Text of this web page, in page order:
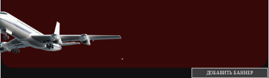
ДОБАВИТЬ БАННЕР